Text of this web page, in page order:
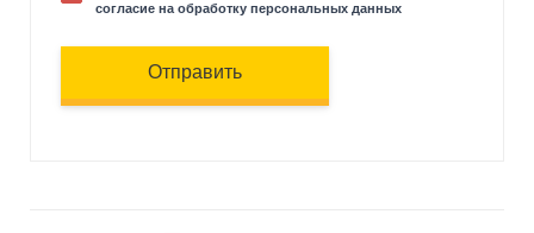
согласие на обработку персональных данных
Отправить